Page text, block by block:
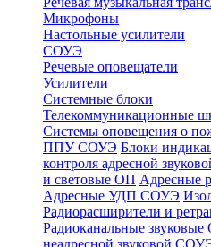
Микрофоны
Настольные усилители
СОУЭ
Речевые оповещатели
Усилители
Системные блоки
Телекоммуникационные
Системы оповещения о
ППУ СОУЭ Блоки
контроля адресной
и световые ОП Адресные
Адресные УДП СОУЭ
Радиорасширители и
Радиоканальные
неадресной звуковой